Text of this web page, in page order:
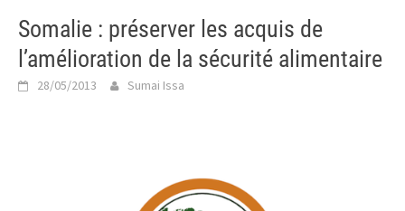
Somalie : préserver les acquis de
l’amélioration de la sécurité alimentaire
28/05/2013 Sumai Issa